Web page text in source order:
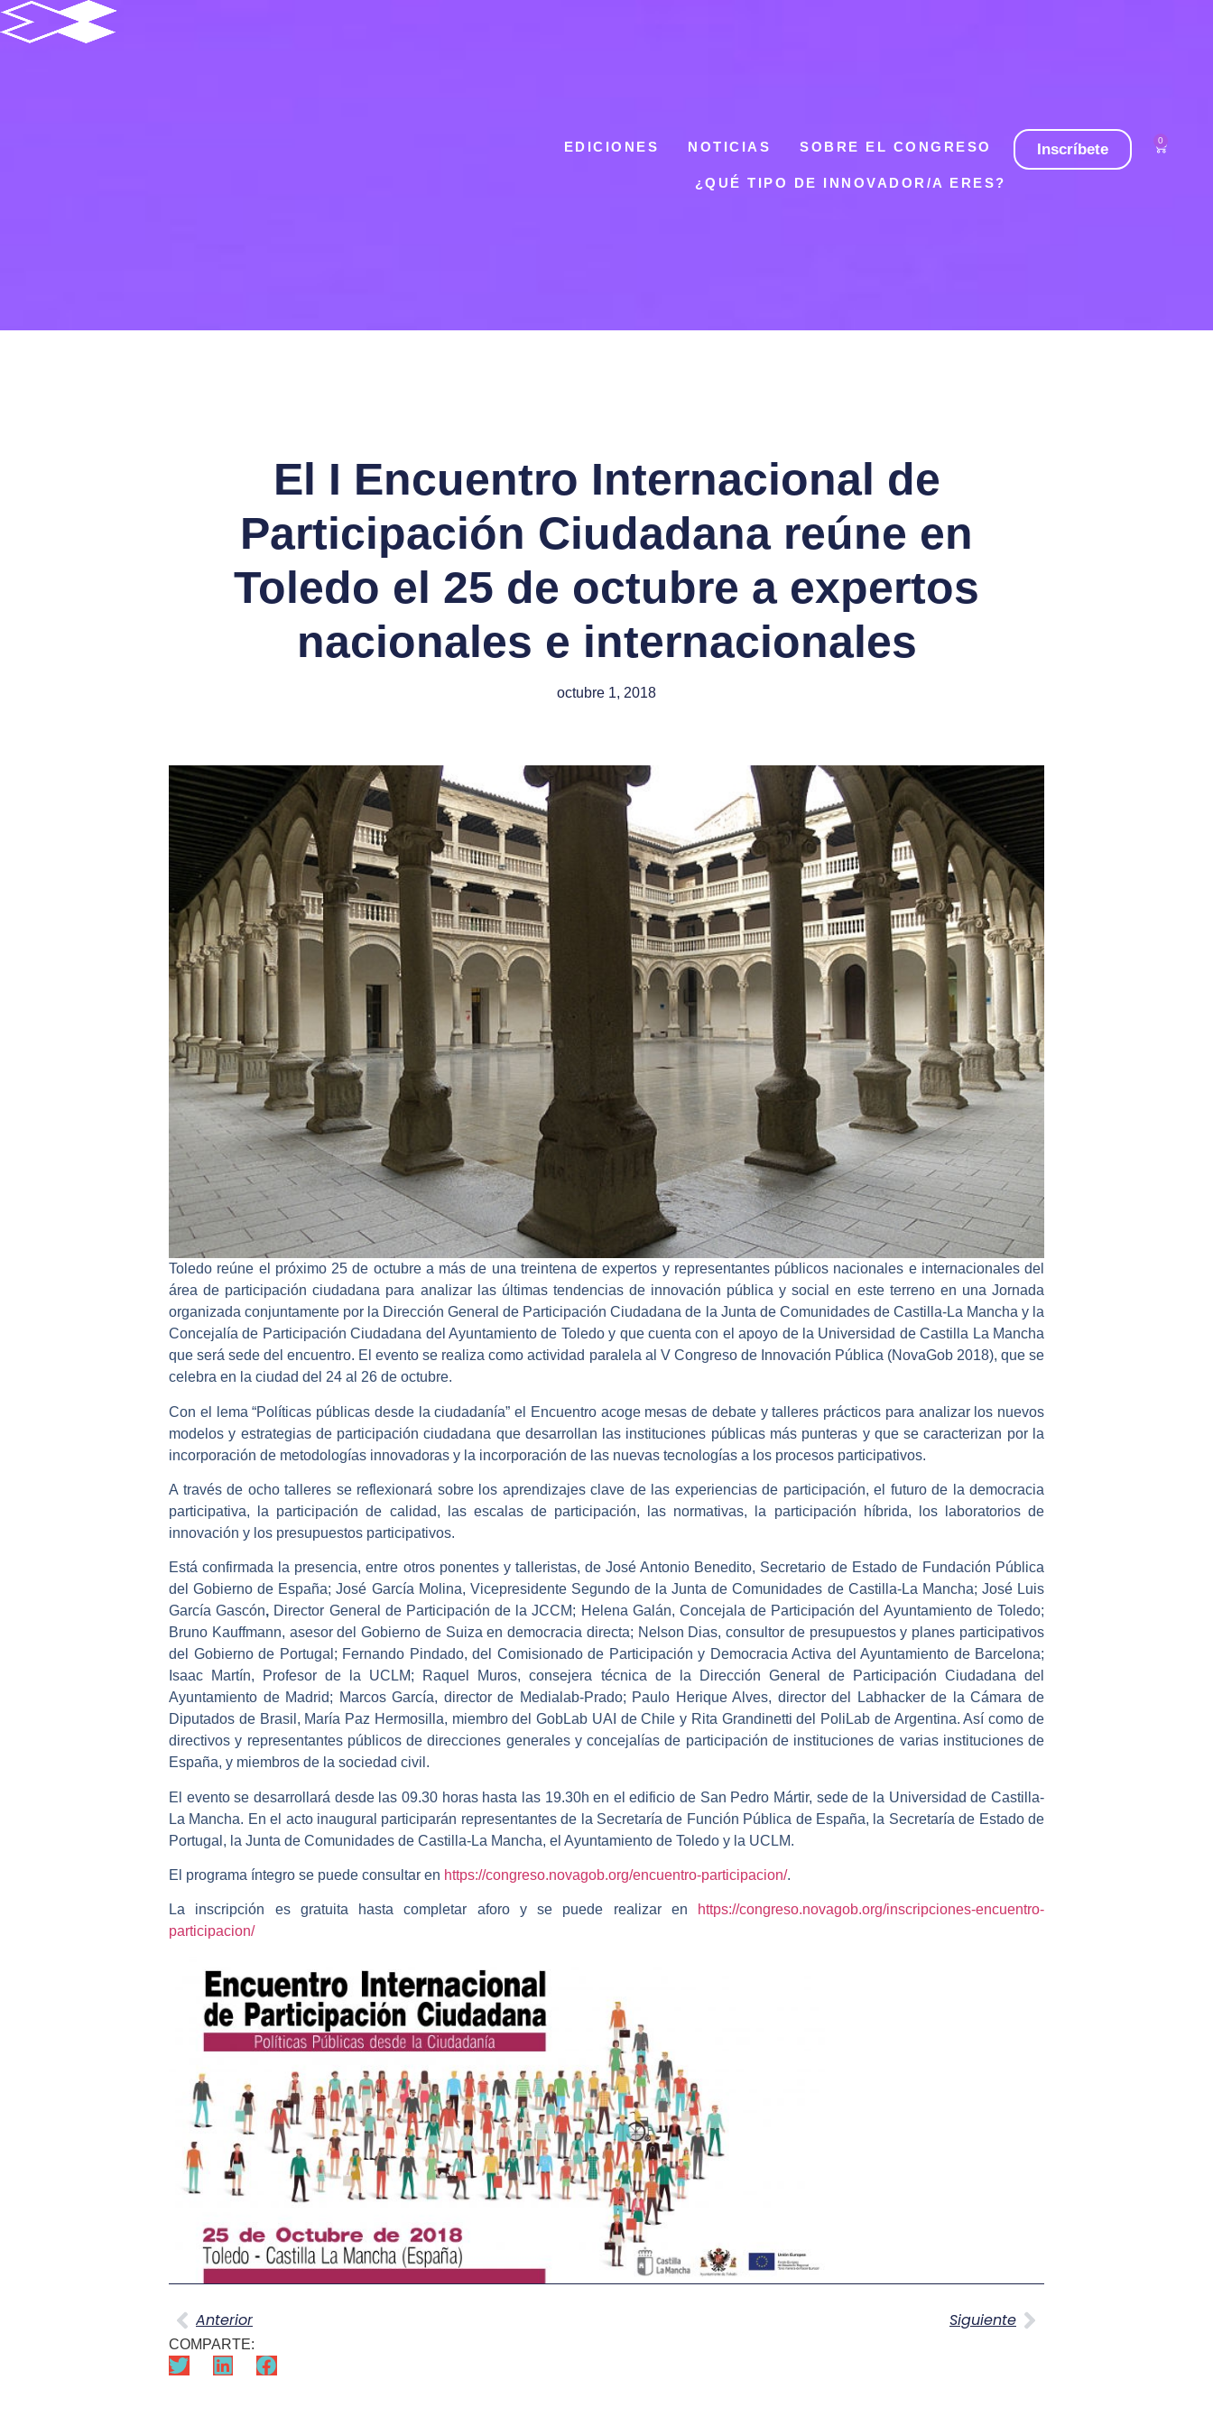
EDICIONES NOTICIAS SOBRE EL CONGRESO
¿QUÉ TIPO DE INNOVADOR/A ERES?
Inscríbete
0
El I Encuentro Internacional de
Participación Ciudadana reúne en
Toledo el 25 de octubre a expertos
nacionales e internacionales
octubre 1, 2018
Toledo reúne el próximo 25 de octubre a más de una treintena de expertos y representantes públicos nacionales e internacionales del
área de participación ciudadana para analizar las últimas tendencias de innovación pública y social en este terreno en una Jornada
organizada conjuntamente por la Dirección General de Participación Ciudadana de la Junta de Comunidades de Castilla-La Mancha y la
Concejalía de Participación Ciudadana del Ayuntamiento de Toledo y que cuenta con el apoyo de la Universidad de Castilla La Mancha
que será sede del encuentro. El evento se realiza como actividad paralela al V Congreso de Innovación Pública (NovaGob 2018), que se
celebra en la ciudad del 24 al 26 de octubre.
Con el lema “Políticas públicas desde la ciudadanía” el Encuentro acoge mesas de debate y talleres prácticos para analizar los nuevos
modelos y estrategias de participación ciudadana que desarrollan las instituciones públicas más punteras y que se caracterizan por la
incorporación de metodologías innovadoras y la incorporación de las nuevas tecnologías a los procesos participativos.
A través de ocho talleres se reflexionará sobre los aprendizajes clave de las experiencias de participación, el futuro de la democracia
participativa, la participación de calidad, las escalas de participación, las normativas, la participación híbrida, los laboratorios de
innovación y los presupuestos participativos.
Está confirmada la presencia, entre otros ponentes y talleristas, de José Antonio Benedito, Secretario de Estado de Fundación Pública
del Gobierno de España; José García Molina, Vicepresidente Segundo de la Junta de Comunidades de Castilla-La Mancha; José Luis
García Gascón, Director General de Participación de la JCCM; Helena Galán, Concejala de Participación del Ayuntamiento de Toledo;
Bruno Kauffmann, asesor del Gobierno de Suiza en democracia directa; Nelson Dias, consultor de presupuestos y planes participativos
del Gobierno de Portugal; Fernando Pindado, del Comisionado de Participación y Democracia Activa del Ayuntamiento de Barcelona;
Isaac Martín, Profesor de la UCLM; Raquel Muros, consejera técnica de la Dirección General de Participación Ciudadana del
Ayuntamiento de Madrid; Marcos García, director de Medialab-Prado; Paulo Herique Alves, director del Labhacker de la Cámara de
Diputados de Brasil, María Paz Hermosilla, miembro del GobLab UAI de Chile y Rita Grandinetti del PoliLab de Argentina. Así como de
directivos y representantes públicos de direcciones generales y concejalías de participación de instituciones de varias instituciones de
España, y miembros de la sociedad civil.
El evento se desarrollará desde las 09.30 horas hasta las 19.30h en el edificio de San Pedro Mártir, sede de la Universidad de Castilla-
La Mancha. En el acto inaugural participarán representantes de la Secretaría de Función Pública de España, la Secretaría de Estado de
Portugal, la Junta de Comunidades de Castilla-La Mancha, el Ayuntamiento de Toledo y la UCLM.
El programa íntegro se puede consultar en https://congreso.novagob.org/encuentro-participacion/.
La inscripción es gratuita hasta completar aforo y se puede realizar en
https://congreso.novagob.org/inscripciones-encuentro-
participacion/
Anterior Siguiente
COMPARTE: